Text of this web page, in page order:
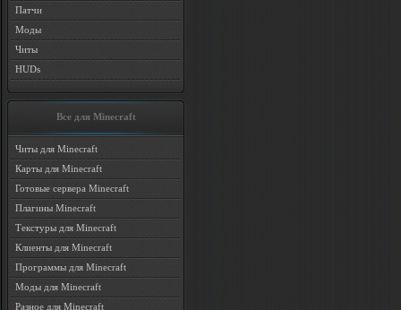
Патчи
Моды
Читы
HUDs
Все для Minecraft
Читы для Minecraft
Карты для Minecraft
Готовые сервера Minecraft
Плагины Minecraft
Текстуры для Minecraft
Клиенты для Minecraft
Программы для Minecraft
Моды для Minecraft
Разное для Minecraft